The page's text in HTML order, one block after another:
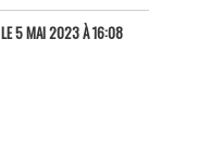
5 MAI 2023 À 16:08